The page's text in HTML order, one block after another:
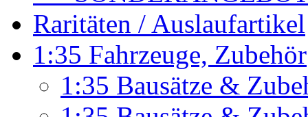
Raritäten / Auslaufartikel
1:35 Fahrzeuge, Zubehör
1:35 Bausätze &